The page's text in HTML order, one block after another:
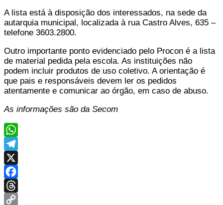
A lista está à disposição dos interessados, na sede da
autarquia municipal, localizada à rua Castro Alves, 635 –
telefone 3603.2800.
Outro importante ponto evidenciado pelo Procon é a lista
de material pedida pela escola. As instituições não
podem incluir produtos de uso coletivo. A orientação é
que pais e responsáveis devem ler os pedidos
atentamente e comunicar ao órgão, em caso de abuso.
As informações são da Secom
WhatsApp
Telegram
X
Facebook
Threads